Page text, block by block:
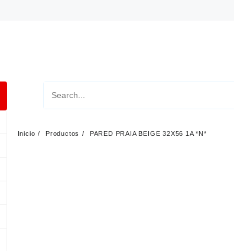
Inicio Productos PARED PRAIA BEIGE 32X56 1A *N*